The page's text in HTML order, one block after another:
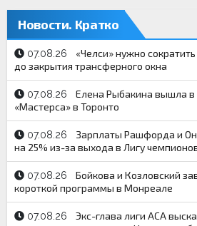
Новости. Кратко
07.08.26
«Челси» нужно
до закрытия трансферного окна
07.08.26
Елена Рыбакина вышла в
«Мастерса» в Торонто
07.08.26
Зарплаты Рашфорда и
на 25% из-за выхода в Лигу
07.08.26
Бойкова и Козловский
короткой программы в Монреале
07.08.26
Экс-глава лиги ACA